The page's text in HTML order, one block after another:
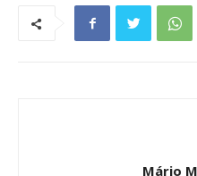
Mário